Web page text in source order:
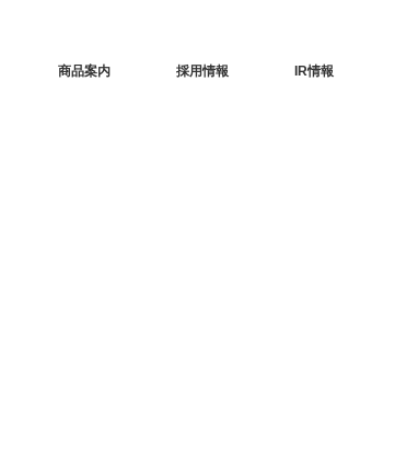
商品案内 採用情報 IR情報